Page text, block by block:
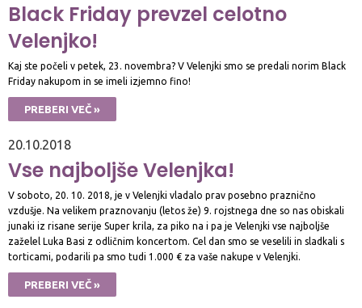
Black Friday prevzel celotno
Velenjko!
Kaj ste počeli v petek, 23. novembra? V Velenjki smo se predali norim Black
Friday nakupom in se imeli izjemno fino!
PREBERI VEČ »
20.10.2018
Vse najboljše Velenjka!
V soboto, 20. 10. 2018, je v Velenjki vladalo prav posebno praznično
vzdušje. Na velikem praznovanju (letos že) 9. rojstnega dne so nas obiskali
junaki iz risane serije Super krila, za piko na i pa je Velenjki vse najboljše
zaželel Luka Basi z odličnim koncertom. Cel dan smo se veselili in sladkali s
torticami, podarili pa smo tudi 1.000 € za vaše nakupe v Velenjki.
PREBERI VEČ »